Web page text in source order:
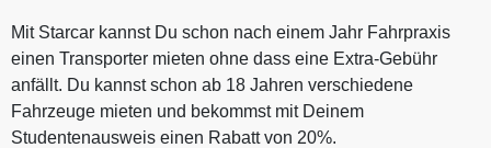
Mit Starcar kannst Du schon nach einem Jahr Fahrpraxis
einen Transporter mieten ohne dass eine Extra-Gebühr
anfällt. Du kannst schon ab 18 Jahren verschiedene
Fahrzeuge mieten und bekommst mit Deinem
Studentenausweis einen Rabatt von 20%.